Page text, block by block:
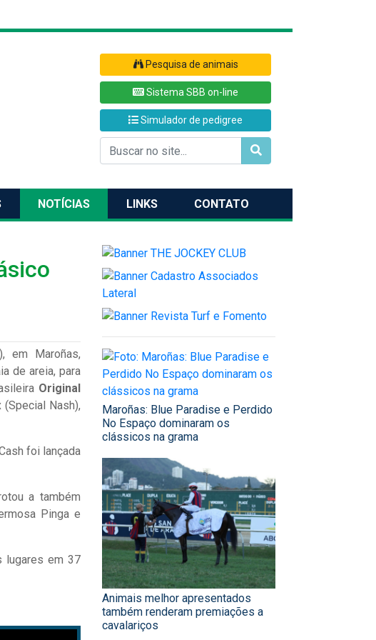
Pesquisa de animais
Sistema SBB on-line
Simulador de pedigree
NOTÍCIAS LINKS CONTATO
em Maroñas,
de areia, para
Original
Nash),
foi lançada
a também
Pinga e
lugares em 37
Maroñas: Blue Paradise e Perdido
No Espaço dominaram os
clássicos na grama
Animais melhor apresentados
também renderam premiações a
cavalariços